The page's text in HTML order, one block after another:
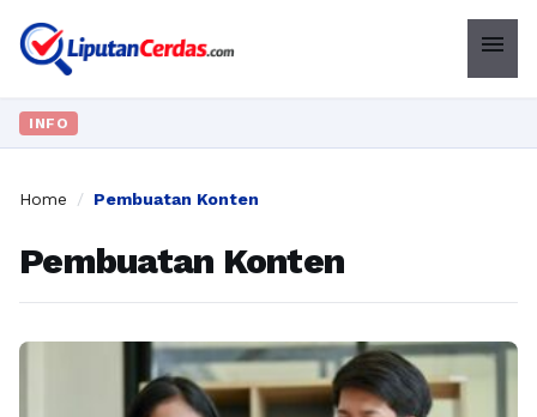
menu
INFO
Home / Pembuatan Konten
Pembuatan Konten